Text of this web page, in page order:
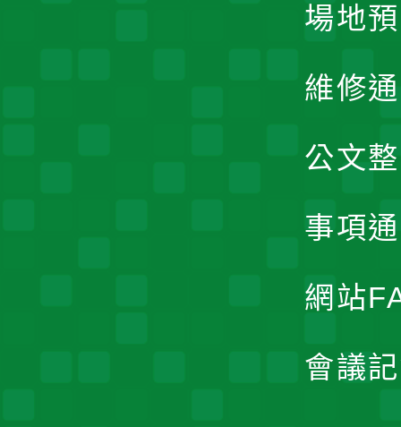
場地
維修
公文
事項
網站
會議